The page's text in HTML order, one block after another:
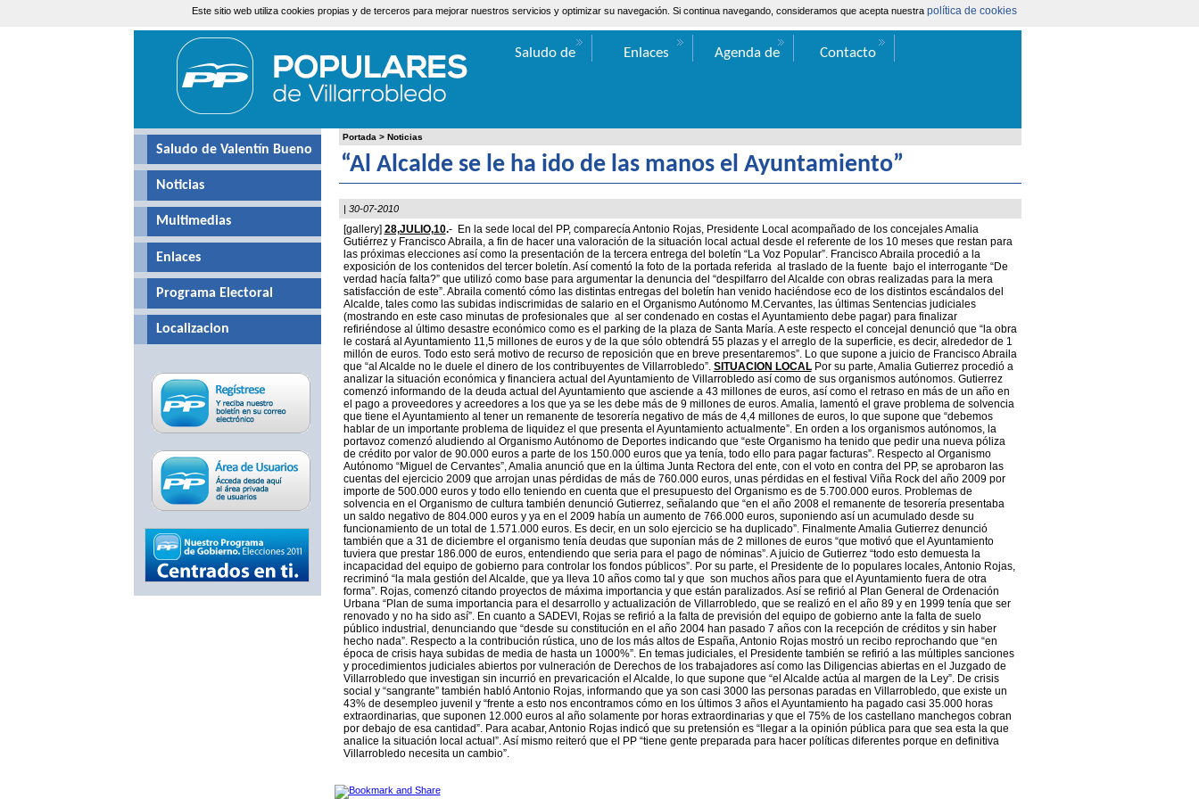
Este sitio web utiliza cookies propias y de terceros para mejorar nuestros servicios y optimizar su navegación. Si continua navegando, consideramos que acepta nuestra política de cookies
Portada > Noticias
“Al Alcalde se le ha ido de las manos el Ayuntamiento”
| 30-07-2010
[gallery] 28,JULIO,10.- En la sede local del PP, comparecía Antonio Rojas, Presidente Local acompañado de los concejales Amalia
Gutiérrez y Francisco Abraila, a fin de hacer una valoración de la situación local actual desde el referente de los 10 meses que restan para
las próximas elecciones así como la presentación de la tercera entrega del boletín “La Voz Popular”. Francisco Abraila procedió a la
exposición de los contenidos del tercer boletín. Así comentó la foto de la portada referida al traslado de la fuente bajo el interrogante “De
verdad hacía falta?” que utilizó como base para argumentar la denuncia del “despilfarro del Alcalde con obras realizadas para la mera
satisfacción de este”. Abraila comentó cómo las distintas entregas del boletín han venido haciéndose eco de los distintos escándalos del
Alcalde, tales como las subidas indiscrimidas de salario en el Organismo Autónomo M.Cervantes, las últimas Sentencias judiciales
(mostrando en este caso minutas de profesionales que al ser condenado en costas el Ayuntamiento debe pagar) para finalizar
refiriéndose al último desastre económico como es el parking de la plaza de Santa María. A este respecto el concejal denunció que “la obra
le costará al Ayuntamiento 11,5 millones de euros y de la que sólo obtendrá 55 plazas y el arreglo de la superficie, es decir, alrededor de 1
millón de euros. Todo esto será motivo de recurso de reposición que en breve presentaremos”. Lo que supone a juicio de Francisco Abraila
que “al Alcalde no le duele el dinero de los contribuyentes de Villarrobledo”. SITUACION LOCAL Por su parte, Amalia Gutierrez procedió a
analizar la situación económica y financiera actual del Ayuntamiento de Villarrobledo así como de sus organismos autónomos. Gutierrez
comenzó informando de la deuda actual del Ayuntamiento que asciende a 43 millones de euros, así como el retraso en más de un año en
el pago a proveedores y acreedores a los que ya se les debe más de 9 millones de euros. Amalia, lamentó el grave problema de solvencia
que tiene el Ayuntamiento al tener un remanente de tesorería negativo de más de 4,4 millones de euros, lo que supone que “debemos
hablar de un importante problema de liquidez el que presenta el Ayuntamiento actualmente”. En orden a los organismos autónomos, la
portavoz comenzó aludiendo al Organismo Autónomo de Deportes indicando que “este Organismo ha tenido que pedir una nueva póliza
de crédito por valor de 90.000 euros a parte de los 150.000 euros que ya tenía, todo ello para pagar facturas”. Respecto al Organismo
Autónomo “Miguel de Cervantes”, Amalia anunció que en la última Junta Rectora del ente, con el voto en contra del PP, se aprobaron las
cuentas del ejercicio 2009 que arrojan unas pérdidas de más de 760.000 euros, unas pérdidas en el festival Viña Rock del año 2009 por
importe de 500.000 euros y todo ello teniendo en cuenta que el presupuesto del Organismo es de 5.700.000 euros. Problemas de
solvencia en el Organismo de cultura también denunció Gutierrez, señalando que “en el año 2008 el remanente de tesorería presentaba
un saldo negativo de 804.000 euros y ya en el 2009 había un aumento de 766.000 euros, suponiendo así un acumulado desde su
funcionamiento de un total de 1.571.000 euros. Es decir, en un solo ejercicio se ha duplicado”. Finalmente Amalia Gutierrez denunció
también que a 31 de diciembre el organismo tenía deudas que suponían más de 2 millones de euros “que motivó que el Ayuntamiento
tuviera que prestar 186.000 de euros, entendiendo que seria para el pago de nóminas”. A juicio de Gutierrez “todo esto demuesta la
incapacidad del equipo de gobierno para controlar los fondos públicos”. Por su parte, el Presidente de lo populares locales, Antonio Rojas,
recriminó “la mala gestión del Alcalde, que ya lleva 10 años como tal y que son muchos años para que el Ayuntamiento fuera de otra
forma”. Rojas, comenzó citando proyectos de máxima importancia y que están paralizados. Así se refirió al Plan General de Ordenación
Urbana “Plan de suma importancia para el desarrollo y actualización de Villarrobledo, que se realizó en el año 89 y en 1999 tenía que ser
renovado y no ha sido así”. En cuanto a SADEVI, Rojas se refirió a la falta de previsión del equipo de gobierno ante la falta de suelo
público industrial, denunciando que “desde su constitución en el año 2004 han pasado 7 años con la recepción de créditos y sin haber
hecho nada”. Respecto a la contribución rústica, uno de los más altos de España, Antonio Rojas mostró un recibo reprochando que “en
época de crisis haya subidas de media de hasta un 1000%”. En temas judiciales, el Presidente también se refirió a las múltiples sanciones
y procedimientos judiciales abiertos por vulneración de Derechos de los trabajadores así como las Diligencias abiertas en el Juzgado de
Villarrobledo que investigan sin incurrió en prevaricación el Alcalde, lo que supone que “el Alcalde actúa al margen de la Ley”. De crisis
social y “sangrante” también habló Antonio Rojas, informando que ya son casi 3000 las personas paradas en Villarrobledo, que existe un
43% de desempleo juvenil y “frente a esto nos encontramos cómo en los últimos 3 años el Ayuntamiento ha pagado casi 35.000 horas
extraordinarias, que suponen 12.000 euros al año solamente por horas extraordinarias y que el 75% de los castellano manchegos cobran
por debajo de esa cantidad”. Para acabar, Antonio Rojas indicó que su pretensión es “llegar a la opinión pública para que sea esta la que
analice la situación local actual”. Así mismo reiteró que el PP “tiene gente preparada para hacer políticas diferentes porque en definitiva
Villarrobledo necesita un cambio”.
Saludo de Valentín Bueno
Noticias
Multimedias
Enlaces
Programa Electoral
Localizacion
Sábado, 8 de Agosto de 2026 |Contacta
Área Extranet
Saludo de
Enlaces
Agenda de
Contacto